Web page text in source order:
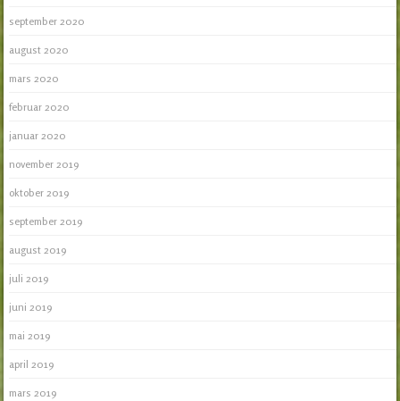
september 2020
august 2020
mars 2020
februar 2020
januar 2020
november 2019
oktober 2019
september 2019
august 2019
juli 2019
juni 2019
mai 2019
april 2019
mars 2019